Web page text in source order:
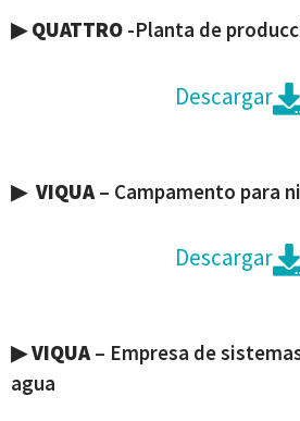
▶QUATTRO -Planta de
Descargar
▶ VIQUA– Campamento para
Descargar
▶VIQUA– Empresa de
agua